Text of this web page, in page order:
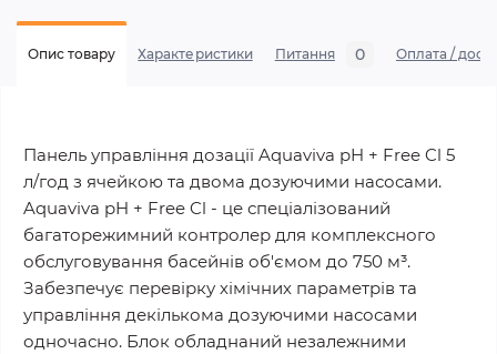
Опис товару Характеристики Питання 0 Оплата /
Панель управління дозації Aquaviva pH + Free Cl 5
л/год з ячейкою та двома дозуючими насосами.
Aquaviva pH + Free Cl - це спеціалізований
багаторежимний контролер для комплексного
обслуговування басейнів об'ємом до 750 м³.
Забезпечує перевірку хімічних параметрів та
управління декількома дозуючими насосами
одночасно. Блок обладнаний незалежними